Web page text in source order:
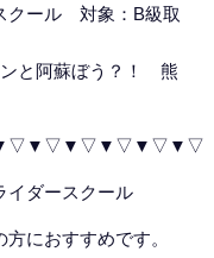
クール 対象：B級取
と阿蘇ぼう？！ 熊
イダースクール
におすすめです。